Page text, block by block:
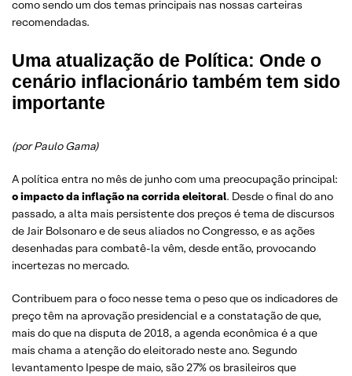
como sendo um dos temas principais nas nossas carteiras
recomendadas.
Uma atualização de Política: Onde o
cenário inflacionário também tem sido
importante
(por Paulo Gama)
A política entra no mês de junho com uma preocupação principal:
o impacto da inflação na corrida eleitoral. Desde o final do ano
passado, a alta mais persistente dos preços é tema de discursos
de Jair Bolsonaro e de seus aliados no Congresso, e as ações
desenhadas para combatê-la vêm, desde então, provocando
incertezas no mercado.
Contribuem para o foco nesse tema o peso que os indicadores de
preço têm na aprovação presidencial e a constatação de que,
mais do que na disputa de 2018, a agenda econômica é a que
mais chama a atenção do eleitorado neste ano. Segundo
levantamento Ipespe de maio, são 27% os brasileiros que